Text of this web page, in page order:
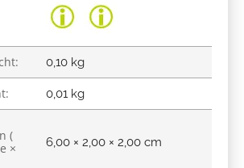
0,10 kg
0,01 kg
(
×
6,00 × 2,00 × 2,00 cm